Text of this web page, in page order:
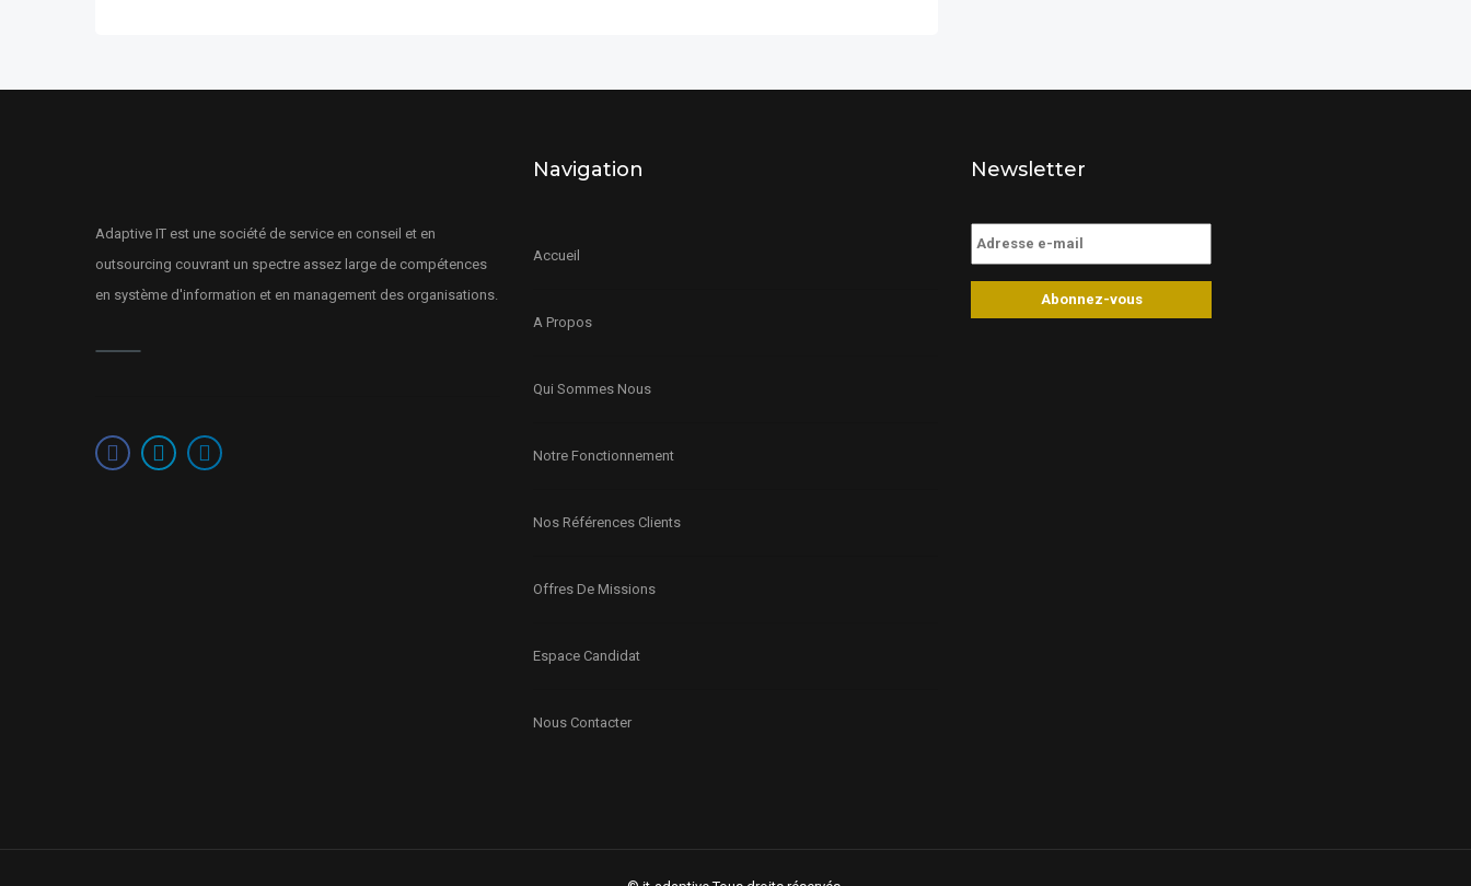
Adaptive IT est une société de service en conseil et en
outsourcing couvrant un spectre assez large de compétences
en système d'information et en management des organisations.
Navigation
Accueil
A Propos
Qui Sommes Nous
Notre Fonctionnement
Nos Références Clients
Offres De Missions
Espace Candidat
Nous Contacter
Newsletter